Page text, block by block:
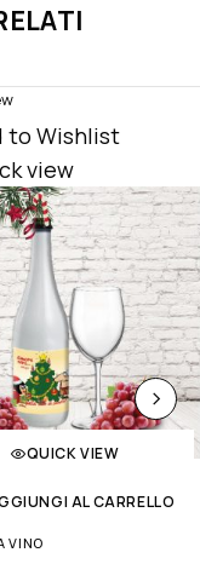
to Wishlist
view
QUICK VIEW
AL CARRELLO
VINO